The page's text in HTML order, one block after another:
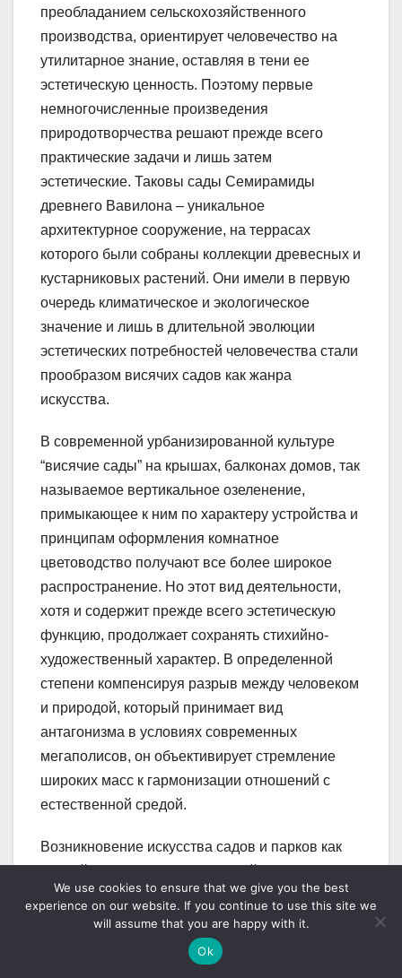
преобладанием сельскохозяйственного
производства, ориентирует человечество на
утилитарное знание, оставляя в тени ее
эстетическую ценность. Поэтому первые
немногочисленные произведения
природотворчества решают прежде всего
практические задачи и лишь затем
эстетические. Таковы сады Семирамиды
древнего Вавилона – уникальное
архитектурное сооружение, на террасах
которого были собраны коллекции древесных и
кустарниковых растений. Они имели в первую
очередь климатическое и экологическое
значение и лишь в длительной эволюции
эстетических потребностей человечества стали
прообразом висячих садов как жанра
искусства.
В современной урбанизированной культуре
“висячие сады” на крышах, балконах домов, так
называемое вертикальное озеленение,
примыкающее к ним по характеру устройства и
принципам оформления комнатное
цветоводство получают все более широкое
распространение. Но этот вид деятельности,
хотя и содержит прежде всего эстетическую
функцию, продолжает сохранять стихийно-
художественный характер. В определенной
степени компенсируя разрыв между человеком
и природой, который принимает вид
антагонизма в условиях современных
мегаполисов, он объективирует стремление
широких масс к гармонизации отношений с
естественной средой.
Возникновение искусства садов и парков как
связано с практикой культурного освоения
природных ресурсов. В своих истоках оно
опирается на эстетический опыт народа,
который становится в дальнейшем основой
We use cookies to ensure that we give you the best
experience on our website. If you continue to use this site we
will assume that you are happy with it.
Ok